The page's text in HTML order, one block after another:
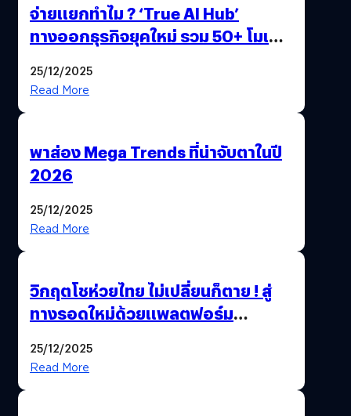
จ่ายแยกทำไม ? ‘True AI Hub’
ทางออกธุรกิจยุคใหม่ รวม 50+ โมเดล
25/12/2025
Read More
พาส่อง Mega Trends ที่น่าจับตาในปี
2026
25/12/2025
Read More
วิกฤตโชห่วยไทย ไม่เปลี่ยนก็ตาย ! สู่
ทางรอดใหม่ด้วยแพลตฟอร์ม
25/12/2025
Read More